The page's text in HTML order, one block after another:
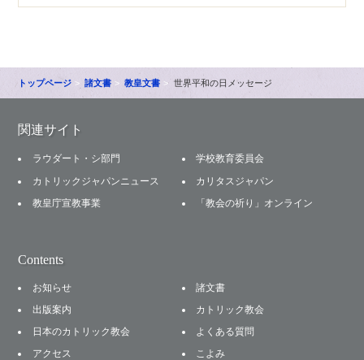
トップページ 諸文書 教皇文書 世界平和の日メッセージ
関連サイト
ラウダート・シ部門
学校教育委員会
カトリックジャパンニュース
カリタスジャパン
教皇庁宣教事業
「教会の祈り」オンライン
Contents
お知らせ
諸文書
出版案内
カトリック教会
日本のカトリック教会
よくある質問
アクセス
こよみ